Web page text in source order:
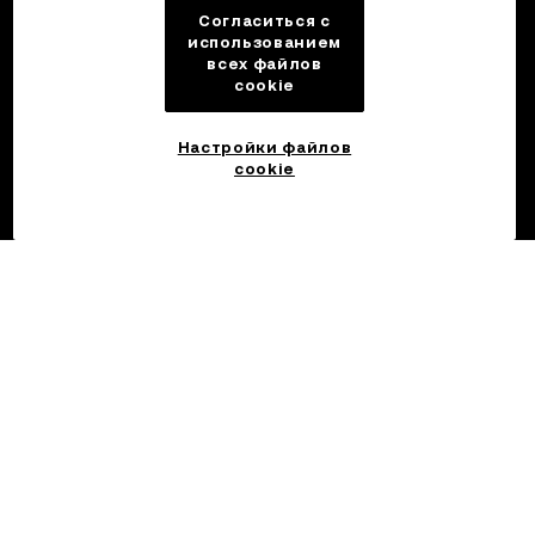
Согласиться с
использованием
всех файлов
cookie
Настройки файлов
cookie